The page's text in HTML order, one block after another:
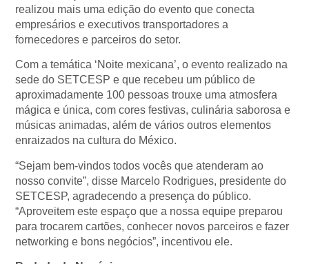
realizou mais uma edição do evento que conecta
empresários e executivos transportadores a
fornecedores e parceiros do setor.
Com a temática ‘Noite mexicana’, o evento realizado na
sede do SETCESP e que recebeu um público de
aproximadamente 100 pessoas trouxe uma atmosfera
mágica e única, com cores festivas, culinária saborosa e
músicas animadas, além de vários outros elementos
enraizados na cultura do México.
“Sejam bem-vindos todos vocês que atenderam ao
nosso convite”, disse Marcelo Rodrigues, presidente do
SETCESP, agradecendo a presença do público.
“Aproveitem este espaço que a nossa equipe preparou
para trocarem cartões, conhecer novos parceiros e fazer
networking e bons negócios”, incentivou ele.